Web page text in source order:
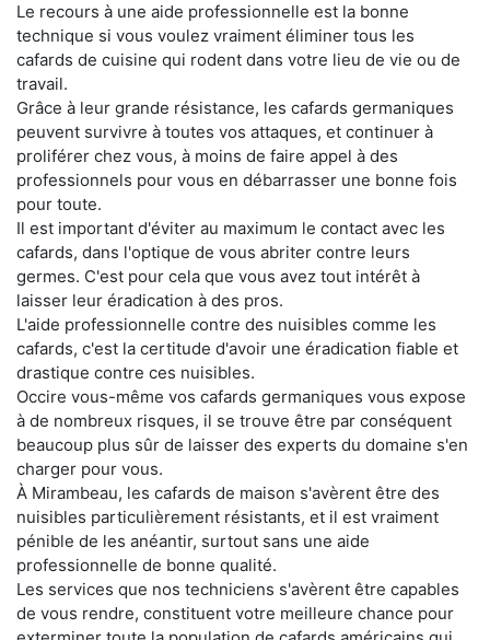
Le recours à une aide professionnelle est la bonne
technique si vous voulez vraiment éliminer tous les
cafards de cuisine qui rodent dans votre lieu de vie ou de
travail.
Grâce à leur grande résistance, les cafards germaniques
peuvent survivre à toutes vos attaques, et continuer à
proliférer chez vous, à moins de faire appel à des
professionnels pour vous en débarrasser une bonne fois
pour toute.
Il est important d'éviter au maximum le contact avec les
cafards, dans l'optique de vous abriter contre leurs
germes. C'est pour cela que vous avez tout intérêt à
laisser leur éradication à des pros.
L'aide professionnelle contre des nuisibles comme les
cafards, c'est la certitude d'avoir une éradication fiable et
drastique contre ces nuisibles.
Occire vous-même vos cafards germaniques vous expose
à de nombreux risques, il se trouve être par conséquent
beaucoup plus sûr de laisser des experts du domaine s'en
charger pour vous.
À Mirambeau, les cafards de maison s'avèrent être des
nuisibles particulièrement résistants, et il est vraiment
pénible de les anéantir, surtout sans une aide
professionnelle de bonne qualité.
Les services que nos techniciens s'avèrent être capables
de vous rendre, constituent votre meilleure chance pour